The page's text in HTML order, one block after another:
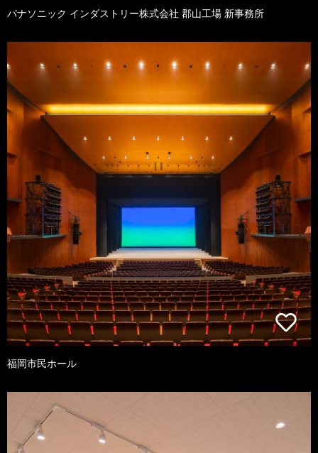
パナソニック インダストリー株式会社 郡山工場 新事務所
福岡市民ホール